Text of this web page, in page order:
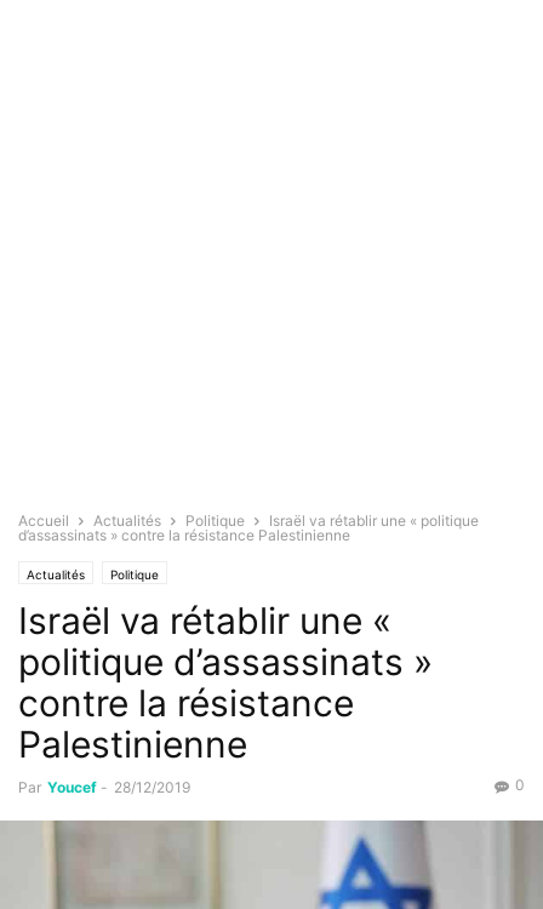
Accueil Actualités Politique
Israël va rétablir une « politique
d’assassinats » contre la résistance Palestinienne
Actualités Politique
Israël va rétablir une «
politique d’assassinats »
contre la résistance
Palestinienne
Par Youcef - 28/12/2019 0